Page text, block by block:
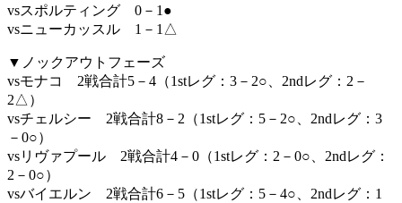
vsスポルティング 0－1●
vsニューカッスル 1－1△
▼ノックアウトフェーズ
vsモナコ 2戦合計5－4（1stレグ：3－2○、2ndレグ：2－
2△）
vsチェルシー 2戦合計8－2（1stレグ：5－2○、2ndレグ：3
－0○）
vsリヴァプール 2戦合計4－0（1stレグ：2－0○、2ndレグ：
2－0○）
vsバイエルン 2戦合計6－5（1stレグ：5－4○、2ndレグ：1